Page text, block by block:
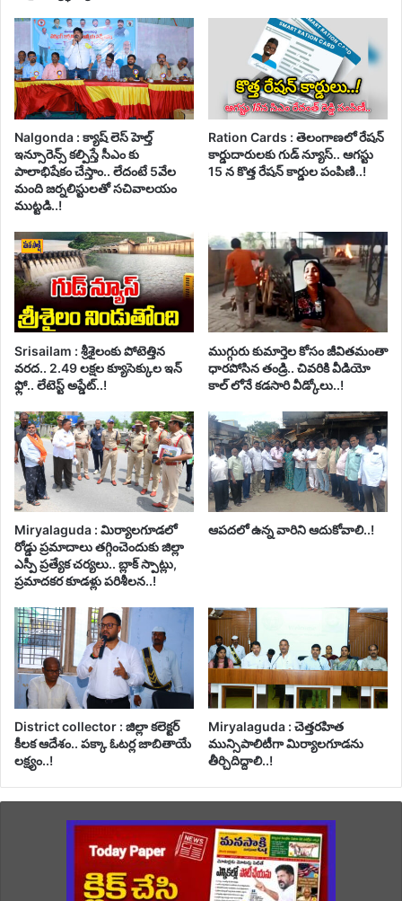
Nalgonda : క్యాష్ లెస్ హెల్త్
ఇన్సూరెన్స్ కల్పిస్తే సీఎం కు
పాలాభిషేకం చేస్తాం.. లేదంటే 5వేల
మంది జర్నలిస్టులతో సచివాలయం
ముట్టడి..!
Ration Cards : తెలంగాణలో రేషన్
కార్డుదారులకు గుడ్ న్యూస్.. ఆగస్టు
15 న కొత్త రేషన్ కార్డుల పంపిణి..!
Srisailam : శ్రీశైలంకు పోటెత్తిన
వరద.. 2.49 లక్షల క్యూసెక్కుల ఇన్
ఫ్లో.. లేటెస్ట్ అప్డేట్..!
ముగ్గురు కుమార్తెల కోసం జీవితమంతా
ధారపోసిన తండ్రి.. చివరికి వీడియో
కాల్ లోనే కడసారి వీడ్కోలు..!
Miryalaguda : మిర్యాలగూడలో
రోడ్డు ప్రమాదాలు తగ్గించెందుకు జిల్లా
ఎస్పీ ప్రత్యేక చర్యలు.. బ్లాక్ స్పాట్లు,
ప్రమాదకర కూడళ్లు పరిశీలన..!
ఆపదలో ఉన్న వారిని ఆదుకోవాలి..!
District collector : జిల్లా కలెక్టర్
కీలక ఆదేశం.. పక్కా ఓటర్ల జాబితాయే
లక్ష్యం..!
Miryalaguda : చెత్తరహిత
మున్సిపాలిటీగా మిర్యాలగూడను
తీర్చిదిద్దాలి..!